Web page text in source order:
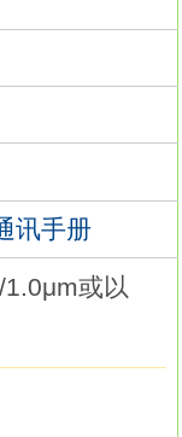
讯手册
或以
粒。